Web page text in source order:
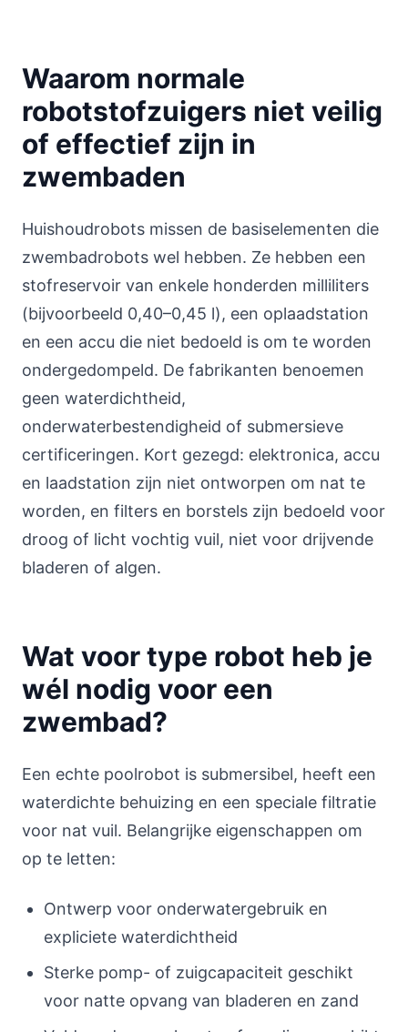
Waarom normale
robotstofzuigers niet veilig
of effectief zijn in
zwembaden
Huishoudrobots missen de basiselementen die
zwembadrobots wel hebben. Ze hebben een
stofreservoir van enkele honderden milliliters
(bijvoorbeeld 0,40–0,45 l), een oplaadstation
en een accu die niet bedoeld is om te worden
ondergedompeld. De fabrikanten benoemen
geen waterdichtheid,
onderwaterbestendigheid of submersieve
certificeringen. Kort gezegd: elektronica, accu
en laadstation zijn niet ontworpen om nat te
worden, en filters en borstels zijn bedoeld voor
droog of licht vochtig vuil, niet voor drijvende
bladeren of algen.
Wat voor type robot heb je
wél nodig voor een
zwembad?
Een echte poolrobot is submersibel, heeft een
waterdichte behuizing en een speciale filtratie
voor nat vuil. Belangrijke eigenschappen om
op te letten:
Ontwerp voor onderwatergebruik en
expliciete waterdichtheid
Sterke pomp- of zuigcapaciteit geschikt
voor natte opvang van bladeren en zand